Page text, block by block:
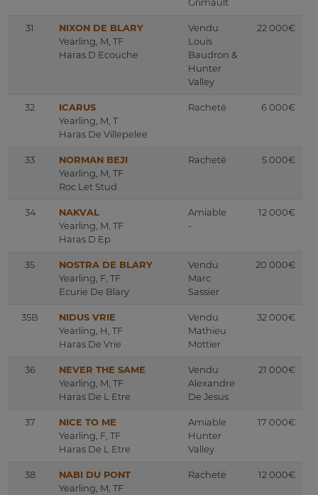
Grimault
31
NIXON DE BLARY
Yearling, M, TF
Haras D Ecouche
Vendu
Louis
Baudron &
Hunter
Valley
22 000€
32
ICARUS
Yearling, M, T
Haras De Villepelee
Racheté 6 000€
33
NORMAN BEJI
Yearling, M, TF
Roc Let Stud
Racheté 5 000€
34
NAKVAL
Yearling, M, TF
Haras D Ep
Amiable
-
12 000€
35
NOSTRA DE BLARY
Yearling, F, TF
Ecurie De Blary
Vendu
Marc
Sassier
20 000€
35B
NIDUS VRIE
Yearling, H, TF
Haras De Vrie
Vendu
Mathieu
Mottier
32 000€
36
NEVER THE SAME
Yearling, M, TF
Haras De L Etre
Vendu
Alexandre
De Jesus
21 000€
37
NICE TO ME
Yearling, F, TF
Haras De L Etre
Amiable
Hunter
Valley
17 000€
38
NABI DU PONT
Yearling, M, TF
Racheté 12 000€